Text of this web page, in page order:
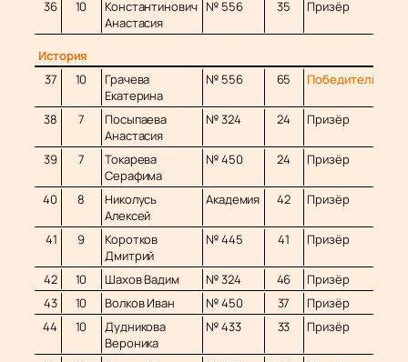
36 10
Константинович
Анастасия
№ 556 35 Призёр
История
37
10
Грачева
Екатерина
№ 556 65 Победитель
38 7
Посыпаева
Анастасия
№ 324 24 Призёр
39 7
Токарева
Серафима
№ 450 24 Призёр
40 8
Николусь
Алексей
Академия 42 Призёр
41 9
Коротков
Дмитрий
№ 445 41 Призёр
42 10 Шахов Вадим № 324 46
Призёр
43
10 Волков Иван № 450 37
Призёр
44
10
Дудникова
Вероника
№ 433 33 Призёр